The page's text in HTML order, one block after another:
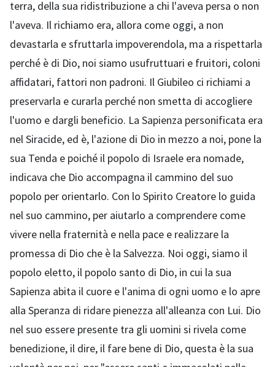
terra, della sua ridistribuzione a chi l'aveva persa o non
l'aveva. Il richiamo era, allora come oggi, a non
devastarla e sfruttarla impoverendola, ma a rispettarla
perché è di Dio, noi siamo usufruttuari e fruitori, coloni
affidatari, fattori non padroni. Il Giubileo ci richiami a
preservarla e curarla perché non smetta di accogliere
l'uomo e dargli beneficio. La Sapienza personificata era
nel Siracide, ed è, l'azione di Dio in mezzo a noi, pone la
sua Tenda e poiché il popolo di Israele era nomade,
indicava che Dio accompagna il cammino del suo
popolo per orientarlo. Con lo Spirito Creatore lo guida
nel suo cammino, per aiutarlo a comprendere come
vivere nella fraternità e nella pace e realizzare la
promessa di Dio che è la Salvezza. Noi oggi, siamo il
popolo eletto, il popolo santo di Dio, in cui la sua
Sapienza abita il cuore e l'anima di ogni uomo e lo apre
alla Speranza di ridare pienezza all'alleanza con Lui. Dio
nel suo essere presente tra gli uomini si rivela come
benedizione, il dire, il fare bene di Dio, questa è la sua